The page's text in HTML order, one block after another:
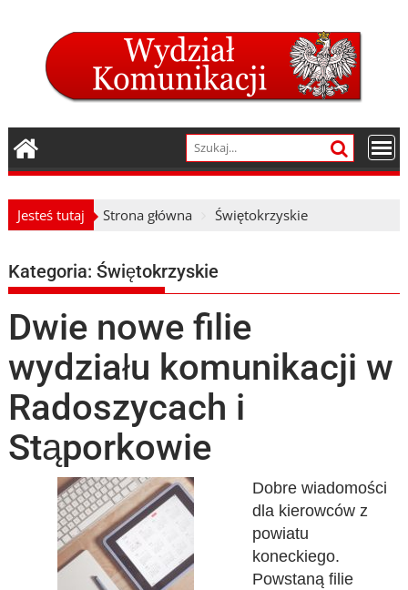
Jesteś tutaj Strona główna Świętokrzyskie
Kategoria:Świętokrzyskie
Dwie nowe filie
wydziału komunikacji w
Radoszycach i
Stąporkowie
Dobre wiadomości
dla kierowców z
powiatu
koneckiego.
Powstaną filie